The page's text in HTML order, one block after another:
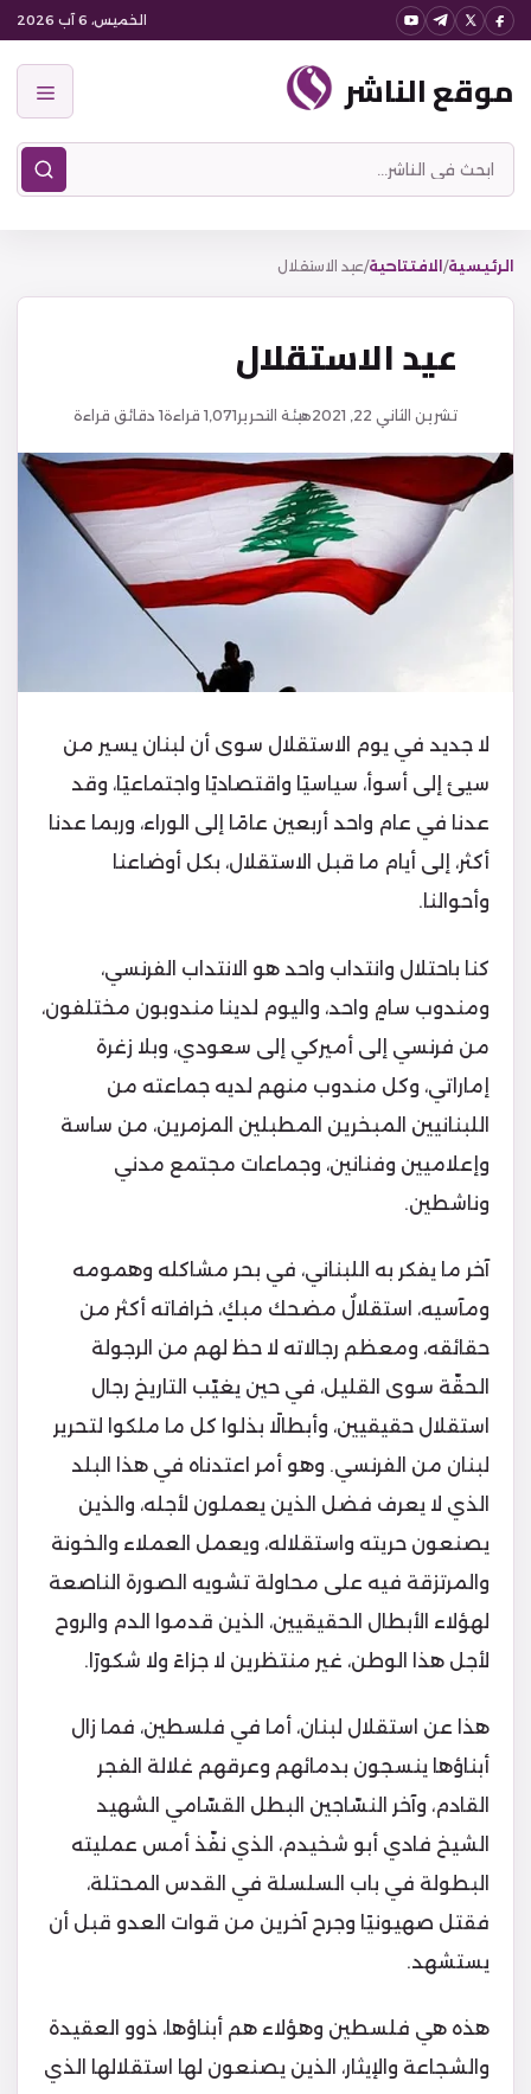
انتقل
المحتوى
الخميس، 6 آب 2026
موقع الناشر
ابحث
في
الناشر
الرئيسية/ الافتتاحية/عيد الاستقلال
عيد الاستقلال
تشرين الثاني 22, 2021 هيئة التحرير1,071 قراءة1 دقائق قراءة
لا جديد في يوم الاستقلال سوى أن لبنان يسير من
سيئ إلى أسوأ، سياسيًا واقتصاديًا واجتماعيًا، وقد
عدنا في عام واحد أربعين عامًا إلى الوراء، وربما عدنا
أكثر، إلى أيام ما قبل الاستقلال، بكل أوضاعنا
وأحوالنا.
كنا باحتلال وانتداب واحد هو الانتداب الفرنسي،
ومندوب سامٍ واحد، واليوم لدينا مندوبون مختلفون،
من فرنسي إلى أميركي إلى سعودي، وبلا زغرة
إماراتي، وكل مندوب منهم لديه جماعته من
اللبنانيين المبخرين المطبلين المزمرين، من ساسة
وإعلاميين وفنانين، وجماعات مجتمع مدني
وناشطين.
آخر ما يفكر به اللبناني، في بحر مشاكله وهمومه
ومآسيه، استقلالٌ مضحك مبكٍ، خرافاته أكثر من
حقائقه، ومعظم رجالاته لا حظ لهم من الرجولة
الحقّة سوى القليل، في حين يغيّب التاريخ رجال
استقلال حقيقيين، وأبطالًا بذلوا كل ما ملكوا لتحرير
لبنان من الفرنسي. وهو أمر اعتدناه في هذا البلد
الذي لا يعرف فضل الذين يعملون لأجله، والذين
يصنعون حريته واستقلاله، ويعمل العملاء والخونة
والمرتزقة فيه على محاولة تشويه الصورة الناصعة
لهؤلاء الأبطال الحقيقيين، الذين قدموا الدم والروح
لأجل هذا الوطن، غير منتظرين لا جزاءً ولا شكورًا.
هذا عن استقلال لبنان، أما في فلسطين، فما زال
أبناؤها ينسجون بدمائهم وعرقهم غلالة الفجر
القادم، وآخر النسّاجين البطل القسّامي الشهيد
الشيخ فادي أبو شخيدم، الذي نفّذ أمس عمليته
البطولة في باب السلسلة في القدس المحتلة،
فقتل صهيونيًا وجرح آخرين من قوات العدو قبل أن
يستشهد.
هذه هي فلسطين وهؤلاء هم أبناؤها، ذوو العقيدة
والشجاعة والإيثار، الذين يصنعون لها استقلالها الذي